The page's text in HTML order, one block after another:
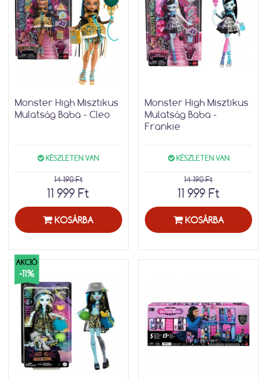
Monster High Misztikus
Mulatság Baba - Cleo
KÉSZLETEN VAN
14 190 Ft
11 999 Ft
KOSÁRBA
Monster High Misztikus
Mulatság Baba -
Frankie
KÉSZLETEN VAN
14 190 Ft
11 999 Ft
KOSÁRBA
AKCIÓ
-11%